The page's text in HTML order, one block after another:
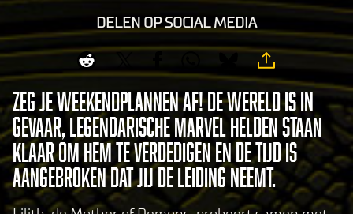
DELEN OP SOCIAL MEDIA
Zeg je weekendplannen af! De wereld is in
gevaar, legendarische Marvel helden staan
klaar om hem te verdedigen en de tijd is
aangebroken dat jij de leiding neemt.